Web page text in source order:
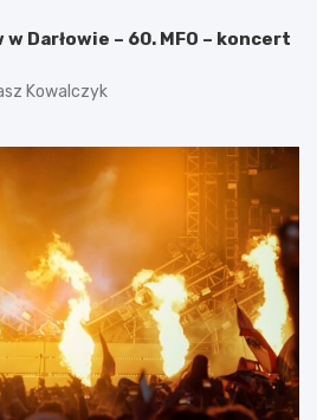
Darłowie – 60. MFO – koncert
Kowalczyk